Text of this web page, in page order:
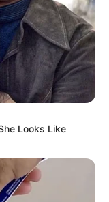
Looks Like